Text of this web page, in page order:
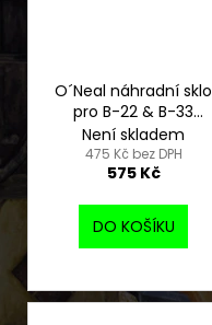
O´Neal náhradní sklo
pro B-22 & B-33
radium blue
Není skladem
475 Kč bez DPH
575 Kč
DO KOŠÍKU